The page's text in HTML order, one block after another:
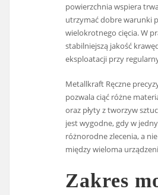
powierzchnia wspiera
utrzymać dobre warunki
wielokrotnego cięcia. W
stabilniejszą jakość
eksploatacji przy
Metallkraft Ręczne
pozwala ciąć różne
oraz płyty z tworzyw
jest wygodne, gdy w
różnorodne zlecenia, a nie
między wieloma
Zakres